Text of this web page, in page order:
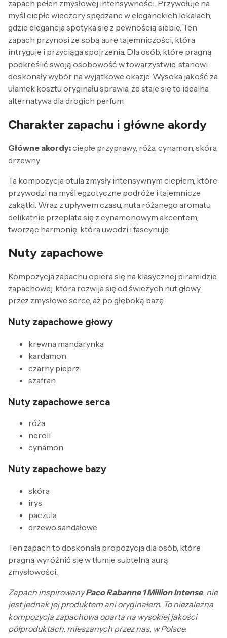
zapach pełen zmysłowej intensywności. Przywołuje na
myśl ciepłe wieczory spędzane w eleganckich lokalach,
gdzie elegancja spotyka się z pewnością siebie. Ten
zapach przynosi ze sobą aurę tajemniczości, która
intryguje i przyciąga spojrzenia. Dla osób, które pragną
podkreślić swoją osobowość w towarzystwie, stanowi
doskonały wybór na wyjątkowe okazje. Wysoka jakość za
ułamek kosztu oryginału sprawia, że staje się to idealna
alternatywa dla drogich perfum.
Charakter zapachu i główne akordy
Główne akordy:ciepłe przyprawy, róża, cynamon, skóra,
drzewny
Ta kompozycja otula zmysły intensywnym ciepłem, które
przywodzi na myśl egzotyczne podróże i tajemnicze
zakątki. Wraz z upływem czasu, nuta różanego aromatu
delikatnie przeplata się z cynamonowym akcentem,
tworząc harmonię, która uwodzi i fascynuje.
Nuty zapachowe
Kompozycja zapachu opiera się na klasycznej piramidzie
zapachowej, która rozwija się od świeżych nut głowy,
przez zmysłowe serce, aż po głęboką bazę.
Nuty zapachowe głowy
krewna mandarynka
kardamon
czarny pieprz
szafran
Nuty zapachowe serca
róża
neroli
cynamon
Nuty zapachowe bazy
skóra
irys
paczula
drzewo sandałowe
Ten zapach to doskonała propozycja dla osób, które
pragną wyróżnić się w tłumie subtelną aurą
zmysłowości.
Zapach inspirowanyPaco Rabanne 1 Million Intense, nie
jest jednak jej produktem ani oryginałem. To niezależna
kompozycja zapachowa oparta na wysokiej jakości
półproduktach, mieszanych przez nas, w Polsce.